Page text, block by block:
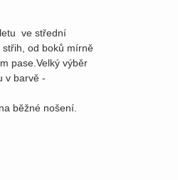
ve střední
od boků mírně
pase.Velký výběr
v barvě -
běžné nošení.